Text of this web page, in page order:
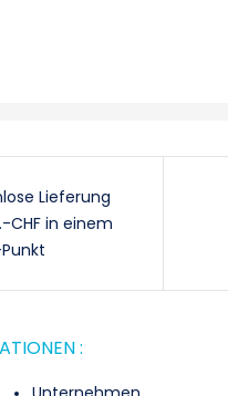
Lieferung
CHF in einem
: